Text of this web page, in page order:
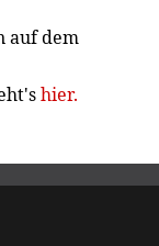
auf dem
hier.